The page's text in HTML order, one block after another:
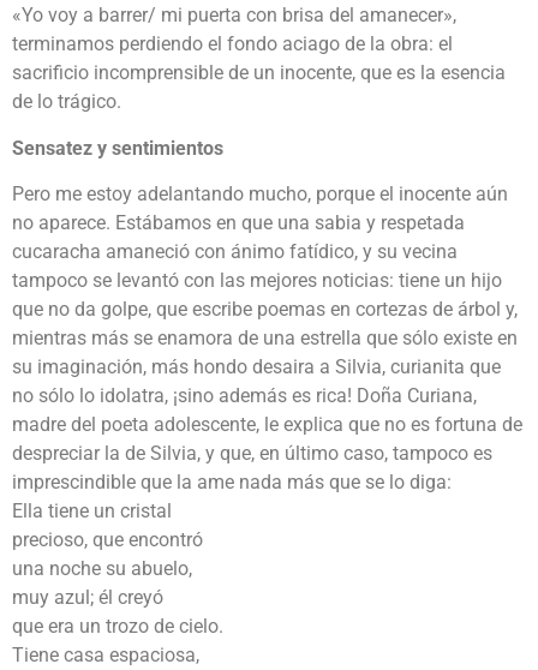
«Yo voy a barrer/ mi puerta con brisa del amanecer»,
terminamos perdiendo el fondo aciago de la obra: el
sacrificio incomprensible de un inocente, que es la esencia
de lo trágico.
Sensatez y sentimientos
Pero me estoy adelantando mucho, porque el inocente aún
no aparece. Estábamos en que una sabia y respetada
cucaracha amaneció con ánimo fatídico, y su vecina
tampoco se levantó con las mejores noticias: tiene un hijo
que no da golpe, que escribe poemas en cortezas de árbol y,
mientras más se enamora de una estrella que sólo existe en
su imaginación, más hondo desaira a Silvia, curianita que
no sólo lo idolatra, ¡sino además es rica! Doña Curiana,
madre del poeta adolescente, le explica que no es fortuna de
despreciar la de Silvia, y que, en último caso, tampoco es
imprescindible que la ame nada más que se lo diga:
Ella tiene un cristal
precioso, que encontró
una noche su abuelo,
muy azul; él creyó
que era un trozo de cielo.
Tiene casa espaciosa,